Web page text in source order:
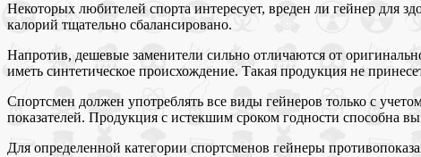
Некоторых любителей спорта интересует, вреден ли гейнер для
калорий тщательно сбалансировано.
Напротив, дешевые заменители сильно отличаются от
иметь синтетическое происхождение. Такая продукция не
Спортсмен должен употреблять все виды гейнеров только с
показателей. Продукция с истекшим сроком годности способна
Для определенной категории спортсменов гейнеры